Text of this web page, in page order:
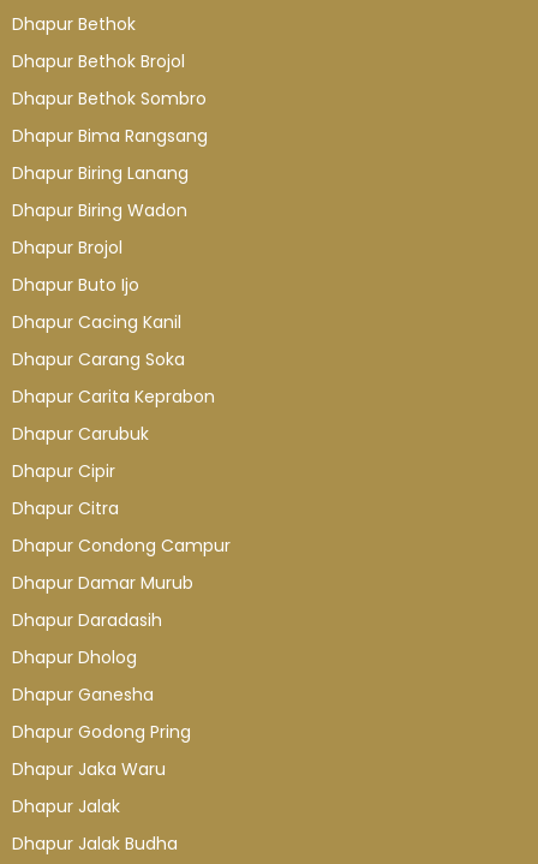
Dhapur Bethok
Dhapur Bethok Brojol
Dhapur Bethok Sombro
Dhapur Bima Rangsang
Dhapur Biring Lanang
Dhapur Biring Wadon
Dhapur Brojol
Dhapur Buto Ijo
Dhapur Cacing Kanil
Dhapur Carang Soka
Dhapur Carita Keprabon
Dhapur Carubuk
Dhapur Cipir
Dhapur Citra
Dhapur Condong Campur
Dhapur Damar Murub
Dhapur Daradasih
Dhapur Dholog
Dhapur Ganesha
Dhapur Godong Pring
Dhapur Jaka Waru
Dhapur Jalak
Dhapur Jalak Budha